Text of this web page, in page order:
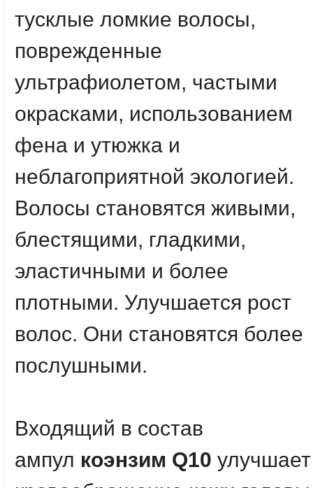
тусклые ломкие волосы,
поврежденные
ультрафиолетом, частыми
окрасками, использованием
фена и утюжка и
неблагоприятной экологией.
Волосы становятся живыми,
блестящими, гладкими,
эластичными и более
плотными. Улучшается рост
волос. Они становятся более
послушными.
Входящий в состав
ампул коэнзим Q10 улучшает